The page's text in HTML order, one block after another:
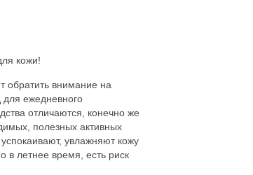
кожи!
обратить внимание на
ежедневного
отличаются, конечно же
полезных активных
увлажняют кожу
в летнее время, есть риск